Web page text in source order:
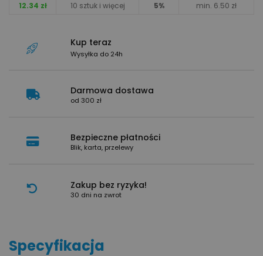
12.34 zł 10 sztuk i więcej 5% min. 6.50 zł
Kup teraz
Wysyłka do 24h
Darmowa dostawa
od 300 zł
Bezpieczne płatności
Blik, karta, przelewy
Zakup bez ryzyka!
30 dni na zwrot
Specyfikacja